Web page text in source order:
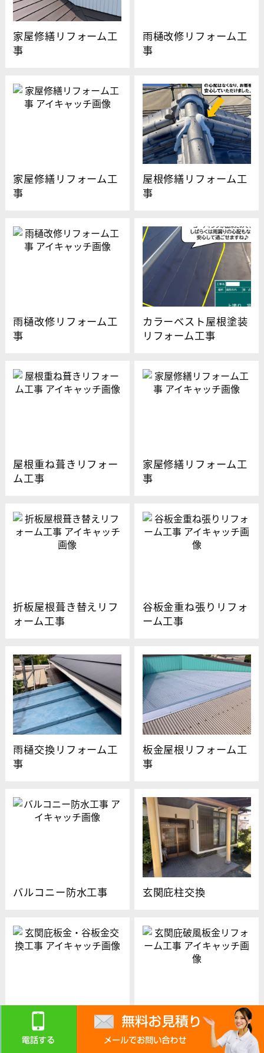
家屋修繕リフォーム工
事
雨樋改修リフォーム工
事
家屋修繕リフォーム工
事
屋根修繕リフォーム工
事
雨樋改修リフォーム工
事
カラーベスト屋根塗装
リフォーム工事
屋根重ね葺きリフォー
ム工事
家屋修繕リフォーム工
事
折板屋根葺き替えリフ
ォーム工事
谷板金重ね張りリフォ
ーム工事
雨樋交換リフォーム工
事
板金屋根リフォーム工
事
バルコニー防水工事 玄関庇柱交換
玄関庇板金・谷板金交
換工事
玄関庇破風板金リフォ
ーム工事